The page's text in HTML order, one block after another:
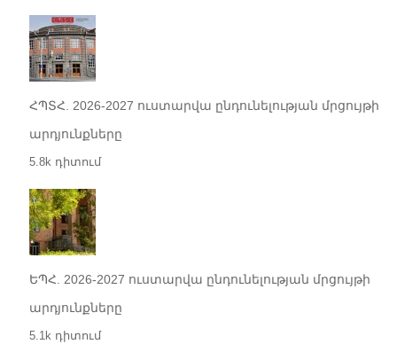
ՀՊՏՀ. 2026-2027 ուստարվա ընդունելության մրցույթի
արդյունքները
5.8k դիտում
ԵՊՀ. 2026-2027 ուստարվա ընդունելության մրցույթի
արդյունքները
5.1k դիտում